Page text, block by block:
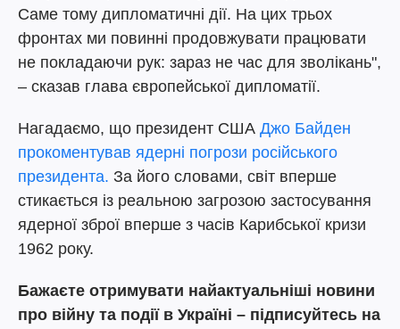
Саме тому дипломатичні дії. На цих трьох
фронтах ми повинні продовжувати працювати
не покладаючи рук: зараз не час для зволікань",
– сказав глава європейської дипломатії.
Нагадаємо, що президент США Джо Байден
прокоментував ядерні погрози російського
президента. За його словами, світ вперше
стикається із реальною загрозою застосування
ядерної зброї вперше з часів Карибської кризи
1962 року.
Бажаєте отримувати найактуальніші новини
про війну та події в Україні – підписуйтесь на